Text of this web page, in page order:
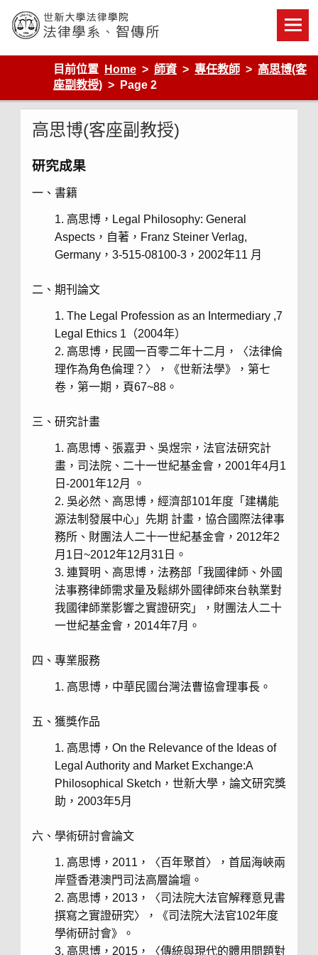
content
世新大學法律學院-法律學系-智慧財產暨科技法律研究所
目前位置
Home 師資 專任教師
高思博(客
座副教授)
Page 2
高思博(客座副教授)
研究成果
一、書籍
高思博， Legal Philosophy: General
Aspects，自著， Franz Steiner Verlag,
Germany， 3-515-08100-3， 2002年11 月
二、期刊論文
The Legal Profession as an Intermediary ,7
Legal Ethics 1（2004年）
高思博，民國一百零二年十二月，〈法律倫
理作為角色倫理？〉，《世新法學》，第七
卷，第一期，頁67~88。
三、研究計畫
高思博、張嘉尹、吳煜宗，法官法研究計
畫，司法院、二十一世紀基金會， 2001年4月 1
日 -2001年12月
。
吳必然、高思博，經濟部101年度「建構能
源法制發展中心」先期 計畫，協合國際法律事
務所、財團法人二十一世紀基金會， 2012年2
月 1 日 ~2012年12月 31 日。
連賢明、高思博，法務部「我國律師、外國
法事務律師需求量及鬆綁外國律師來台執業對
我國律師業影響之實證研究」，財團法人二十
一世紀基金會， 2014年7月。
四、專業服務
高思博，中華民國台灣法曹協會理事長。
五、獲獎作品
高思博， On the Relevance of the Ideas of
Legal Authority and Market Exchange:A
Philosophical Sketch ，世新大學，論文研究獎
助， 2003年5月
六、學術研討會論文
高思博， 2011 ，〈百年聚首〉，首屆海峽兩
岸暨香港澳門司法高層論壇。
高思博， 2013，〈司法院大法官解釋意見書
撰寫之實證研究〉，《司法院大法官102年度
學術研討會》。
高思博， 2015，〈傳統與現代的體用問題對